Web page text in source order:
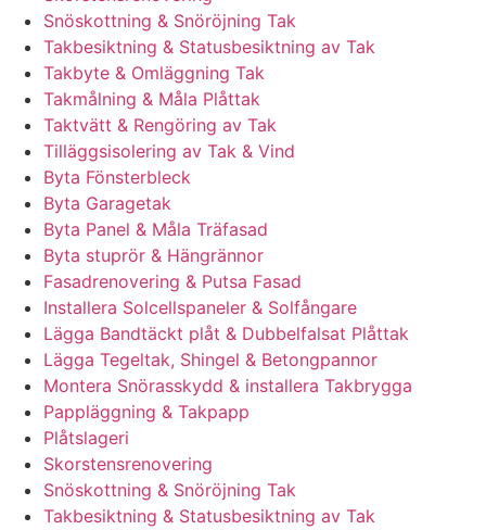
Snöskottning & Snöröjning Tak
Takbesiktning & Statusbesiktning av Tak
Takbyte & Omläggning Tak
Takmålning & Måla Plåttak
Taktvätt & Rengöring av Tak
Tilläggsisolering av Tak & Vind
Byta Fönsterbleck
Byta Garagetak
Byta Panel & Måla Träfasad
Byta stuprör & Hängrännor
Fasadrenovering & Putsa Fasad
Installera Solcellspaneler & Solfångare
Lägga Bandtäckt plåt & Dubbelfalsat Plåttak
Lägga Tegeltak, Shingel & Betongpannor
Montera Snörasskydd & installera Takbrygga
Pappläggning & Takpapp
Plåtslageri
Skorstensrenovering
Snöskottning & Snöröjning Tak
Takbesiktning & Statusbesiktning av Tak